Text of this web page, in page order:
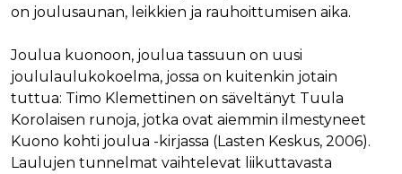
on joulusaunan, leikkien ja rauhoittumisen aika.
Joulua kuonoon, joulua tassuun on uusi
joululaulukokoelma, jossa on kuitenkin jotain
tuttua: Timo Klemettinen on säveltänyt Tuula
Korolaisen runoja, jotka ovat aiemmin ilmestyneet
Kuono kohti joulua -kirjassa (Lasten Keskus, 2006).
Laulujen tunnelmat vaihtelevat liikuttavasta